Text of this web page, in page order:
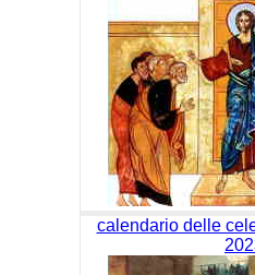
calendario delle